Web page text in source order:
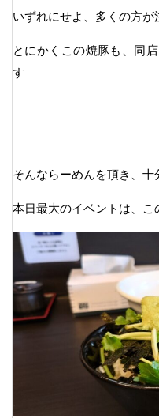
いずれにせよ、多くの方が
とにかくこの焼豚も、同
す
そんならーめんを頂き、十
本日最大のイベントは、こ